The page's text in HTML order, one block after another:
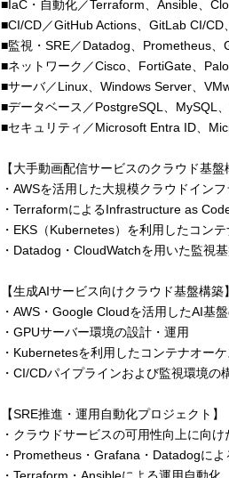
■IaC・自動化／Terraform、Ansible、
■CI/CD／GitHub Actions、GitLab CI/CD
■監視・SRE／Datadog、Prometheus、
■ネットワーク／Cisco、FortiGate、
■サーバ／Linux、Windows Server、
■データベース／PostgreSQL、MySQL
■セキュリティ／Microsoft Entra ID、
【大手動画配信サービスのクラウド基盤
・AWSを活用した大規模クラウドイン
・TerraformによるInfrastructure as
・EKS（Kubernetes）を利用したコン
・Datadog・CloudWatchを用いた監視
【生成AIサービス向けクラウド基盤構築】
・AWS・Google Cloudを活用したAI基
・GPUサーバー環境の設計・運用
・Kubernetesを利用したコンテナオー
・CI/CDパイプラインおよび監視環境の
【SRE推進・運用自動化プロジェクト】
・クラウドサービスの可用性向上に向け
・Prometheus・Grafana・Datadogに